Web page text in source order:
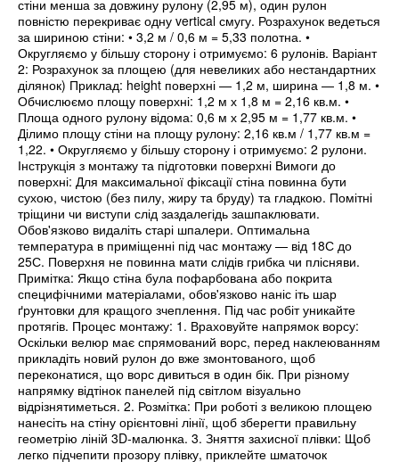
стіни менша за довжину рулону (2,95 м), один рулон
повністю перекриває одну vertical смугу. Розрахунок ведеться
за шириною стіни: • 3,2 м / 0,6 м = 5,33 полотна. •
Округляємо у більшу сторону і отримуємо: 6 рулонів. Варіант
2: Розрахунок за площею (для невеликих або нестандартних
ділянок) Приклад: height поверхні — 1,2 м, ширина — 1,8 м. •
Обчислюємо площу поверхні: 1,2 м х 1,8 м = 2,16 кв.м. •
Площа одного рулону відома: 0,6 м х 2,95 м = 1,77 кв.м. •
Ділимо площу стіни на площу рулону: 2,16 кв.м / 1,77 кв.м =
1,22. • Округляємо у більшу сторону і отримуємо: 2 рулони.
Інструкція з монтажу та підготовки поверхні Вимоги до
поверхні: Для максимальної фіксації стіна повинна бути
сухою, чистою (без пилу, жиру та бруду) та гладкою. Помітні
тріщини чи виступи слід заздалегідь зашпаклювати.
Обов'язково видаліть старі шпалери. Оптимальна
температура в приміщенні під час монтажу — від 18С до
25С. Поверхня не повинна мати слідів грибка чи плісняви.
Примітка: Якщо стіна була пофарбована або покрита
специфічними матеріалами, обов'язково наніс іть шар
ґрунтовки для кращого зчеплення. Під час робіт уникайте
протягів. Процес монтажу: 1. Враховуйте напрямок ворсу:
Оскільки велюр має спрямований ворс, перед наклеюванням
прикладіть новий рулон до вже змонтованого, щоб
переконатися, що ворс дивиться в один бік. При різному
напрямку відтінок панелей під світлом візуально
відрізнятиметься. 2. Розмітка: При роботі з великою площею
нанесіть на стіну орієнтовні лінії, щоб зберегти правильну
геометрію ліній 3D-малюнка. 3. Зняття захисної плівки: Щоб
легко підчепити прозору плівку, приклейте шматочок